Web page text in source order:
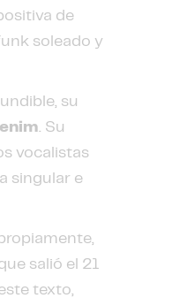
de
soleado y
su
. Su
vocalistas
singular e
salió el 21
texto,